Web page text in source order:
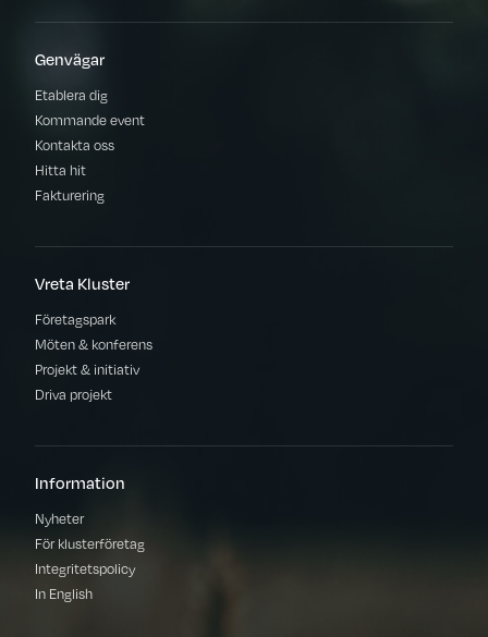
Genvägar
Etablera dig
Kommande event
Kontakta oss
Hitta hit
Fakturering
Vreta Kluster
Företagspark
Möten & konferens
Projekt & initiativ
Driva projekt
Information
Nyheter
För klusterföretag
Integritetspolicy
In English